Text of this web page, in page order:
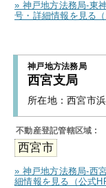
» 神戸地方法務局-東
号・詳細情報を見る（
神戸地方法務局
西宮支局
所在地：西宮市
不動産登記管轄区域 :
西宮市
» 神戸地方法務局-西
細情報を見る（公式